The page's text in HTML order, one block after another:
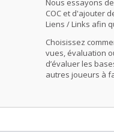
Nous essayons
COC et d'ajouter
Liens / Links afin
Choisissez
vues, évaluation
d’évaluer les
autres joueurs à